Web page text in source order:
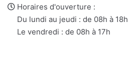
e-
mail
Horaires d'ouverture :
Du lundi au jeudi : de 08h à 18h
Le vendredi : de 08h à 17h